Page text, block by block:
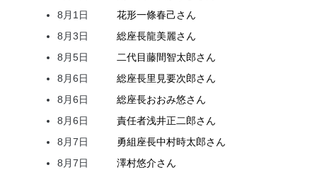
8月1日
花形一條春己さん
8月3日
総座長龍美麗さん
8月5日
二代目藤間智太郎さん
8月6日
総座長里見要次郎さん
8月6日
総座長おおみ悠さん
8月6日
責任者浅井正二郎さん
8月7日
勇組座長中村時太郎さん
8月7日
澤村悠介さん